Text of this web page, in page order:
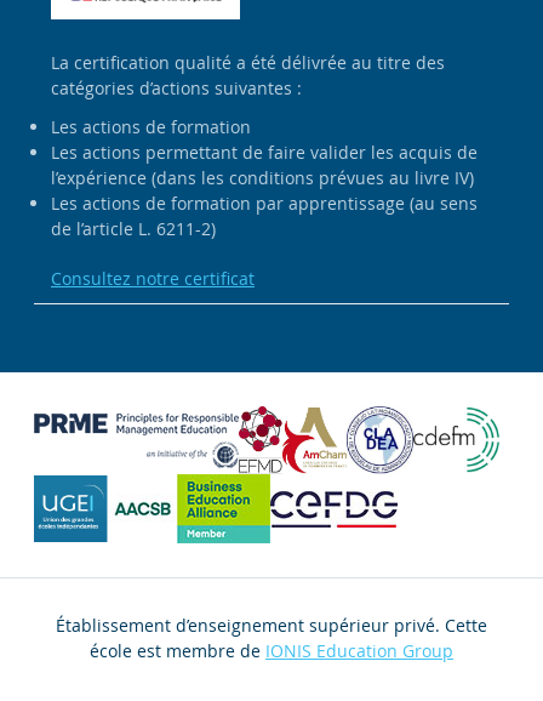
La certification qualité a été délivrée au titre des
catégories d’actions suivantes :
Les actions de formation
Les actions permettant de faire valider les acquis de
l’expérience (dans les conditions prévues au livre IV)
Les actions de formation par apprentissage (au sens
de l’article L. 6211-2)
Consultez notre certificat
Établissement d’enseignement supérieur privé. Cette
école est membre de IONIS Education Group